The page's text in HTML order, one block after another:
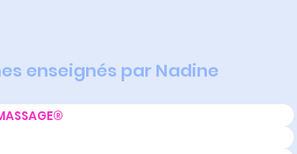
enseignés par Nadine